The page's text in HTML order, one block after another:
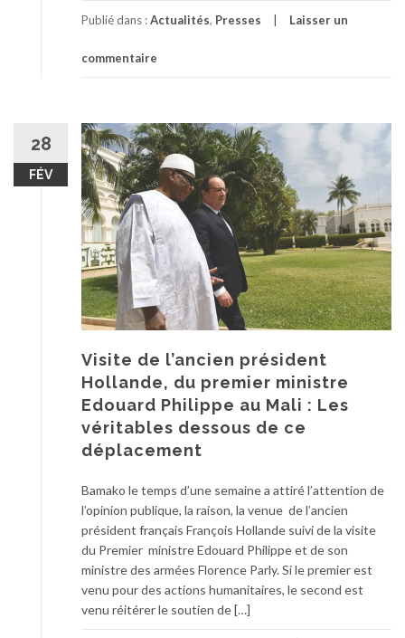
Publié dans :Actualités, Presses Laisser un
commentaire
28
FÉV
Visite de l’ancien président
Hollande, du premier ministre
Edouard Philippe au Mali : Les
véritables dessous de ce
déplacement
Bamako le temps d’une semaine a attiré l’attention de
l’opinion publique, la raison, la venue de l’ancien
président français François Hollande suivi de la visite
du Premier ministre Edouard Philippe et de son
ministre des armées Florence Parly. Si le premier est
venu pour des actions humanitaires, le second est
venu réitérer le soutien de […]